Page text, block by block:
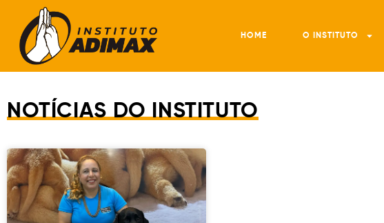
HOME O INSTITUTO
NOTÍCIAS DO INSTITUTO